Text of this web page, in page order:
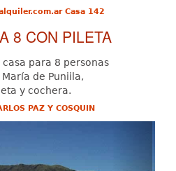
Casa 142
8 CON PILETA
para 8 personas
de Puniila,
y cochera.
PAZ Y COSQUIN